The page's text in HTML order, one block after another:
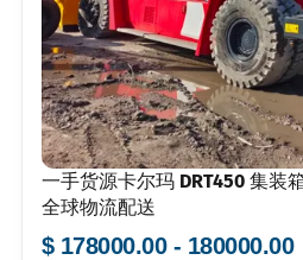
一手货源卡尔玛 DRT450 集装
全球物流配送
$ 178000.00 - 180000.00